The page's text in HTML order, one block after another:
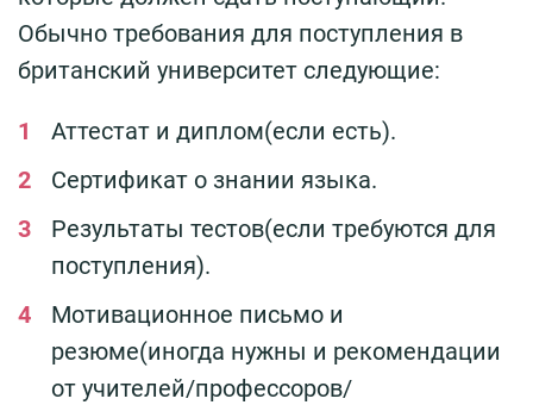
Обычно требования для поступления в
британский университет следующие:
Аттестат и диплом(если есть).
Сертификат о знании языка.
Результаты тестов(если требуются для
поступления).
Мотивационное письмо и
резюме(иногда нужны и рекомендации
от учителей/профессоров/